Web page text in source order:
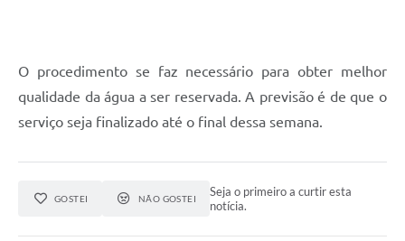
O procedimento se faz necessário para obter melhor
qualidade da água a ser reservada. A previsão é de que o
serviço seja finalizado até o final dessa semana.
GOSTEI NÃO GOSTEI
Seja o primeiro a curtir esta
notícia.